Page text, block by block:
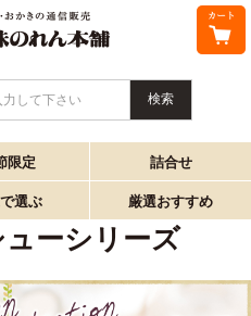
して下さい
限定 詰合せ
選ぶ 厳選おすすめ
ーシリーズ